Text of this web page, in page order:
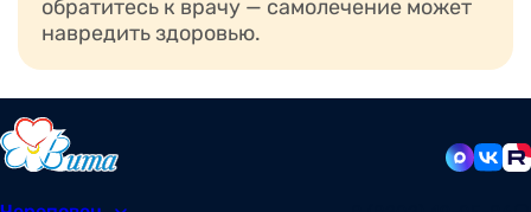
обратитесь к врачу — самолечение может
навредить здоровью.